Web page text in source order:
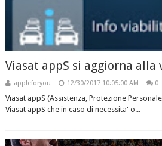
Viasat appS si aggiorna alla
appleforyou 12/30/2017 10:05:00 AM 0
Viasat appS (Assistenza, Protezione
Viasat appS che in caso di necessita' o...